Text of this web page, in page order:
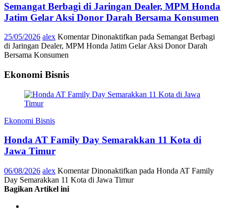
Semangat Berbagi di Jaringan Dealer, MPM Honda
Jatim Gelar Aksi Donor Darah Bersama Konsumen
25/05/2026 alex Komentar Dinonaktifkan pada Semangat Berbagi
di Jaringan Dealer, MPM Honda Jatim Gelar Aksi Donor Darah
Bersama Konsumen
Ekonomi Bisnis
Ekonomi Bisnis
Honda AT Family Day Semarakkan 11 Kota di
Jawa Timur
06/08/2026 alex Komentar Dinonaktifkan pada Honda AT Family
Day Semarakkan 11 Kota di Jawa Timur
Bagikan Artikel ini